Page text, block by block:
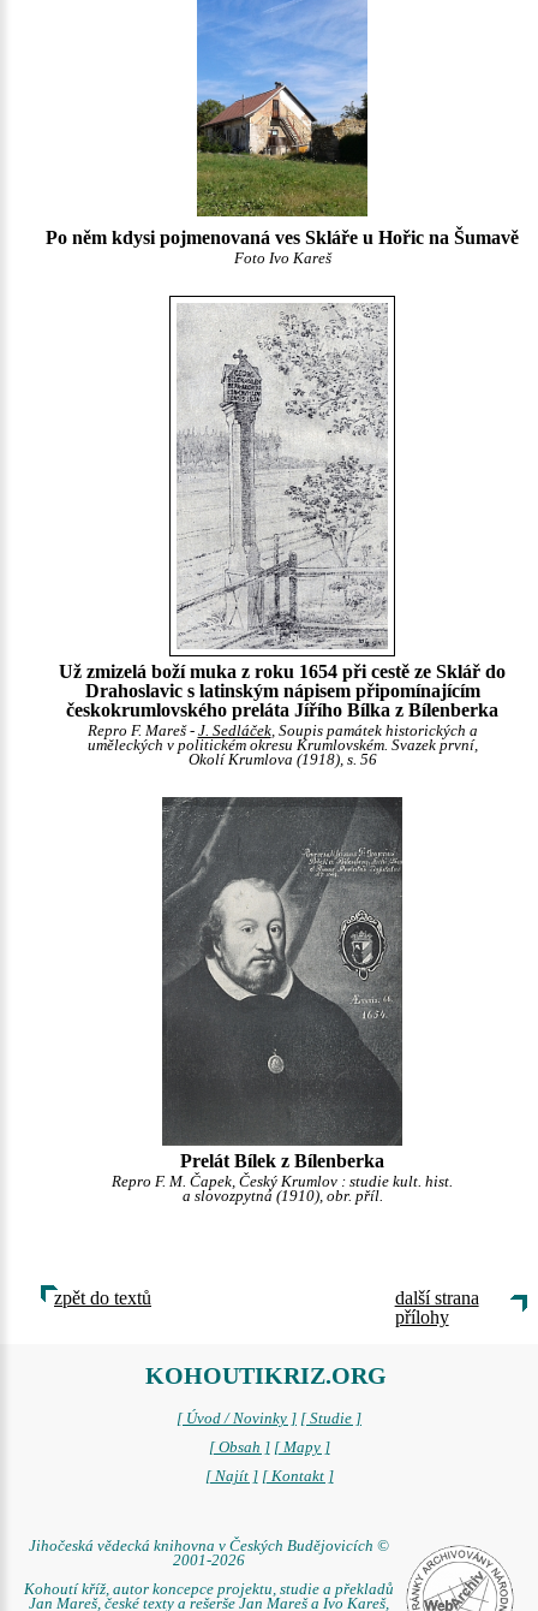
Po něm kdysi pojmenovaná ves Skláře u Hořic na Šumavě
Foto Ivo Kareš
Už zmizelá boží muka z roku 1654 při cestě ze Sklář do
Drahoslavic s latinským nápisem připomínajícím
českokrumlovského preláta Jířího Bílka z Bílenberka
Repro F. Mareš - J. Sedláček, Soupis památek historických a
uměleckých v politickém okresu Krumlovském. Svazek první,
Okolí Krumlova (1918), s. 56
Prelát Bílek z Bílenberka
Repro F. M. Čapek, Český Krumlov : studie kult. hist.
a slovozpytná (1910), obr. příl.
zpět do textů
další strana
přílohy
KOHOUTIKRIZ.ORG
[ Úvod / Novinky ] [ Studie ]
[ Obsah ] [ Mapy ]
[ Najít ] [ Kontakt ]
Jihočeská vědecká knihovna v Českých Budějovicích ©
2001-2026
Kohoutí kříž, autor koncepce projektu, studie a překladů
Jan Mareš, české texty a rešerše Jan Mareš a Ivo Kareš,